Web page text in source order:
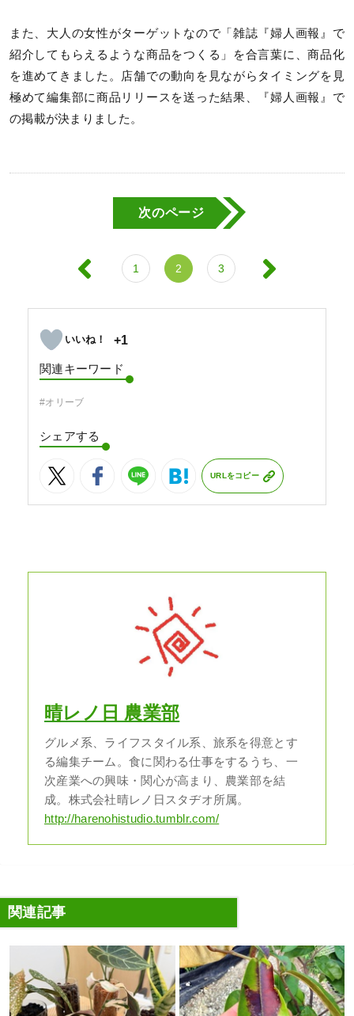
また、大人の女性がターゲットなので「雑誌『婦人画報』で
紹介してもらえるような商品をつくる」を合言葉に、商品化
を進めてきました。店舗での動向を見ながらタイミングを見
極めて編集部に商品リリースを送った結果、『婦人画報』で
の掲載が決まりました。
次のページ
1 2 3
+1
関連キーワード
#オリーブ
シェアする
URLをコピー
晴レノ日 農業部
グルメ系、ライフスタイル系、旅系を得意とす
る編集チーム。食に関わる仕事をするうち、一
次産業への興味・関心が高まり、農業部を結
成。株式会社晴レノ日スタヂオ所属。
http://harenohistudio.tumblr.com/
関連記事